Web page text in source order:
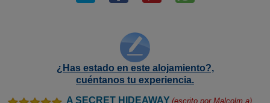
¿Has estado en este alojamiento?,
cuéntanos tu experiencia.
A SECRET HIDEAWAY (escrito por Malcolm a)